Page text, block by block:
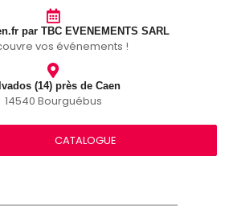
par TBC EVENEMENTS SARL
vos événements !
(14) près de Caen
14540 Bourguébus
CATALOGUE